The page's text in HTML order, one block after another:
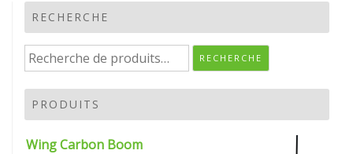
l’article
RECHERCHE
Recherche
pour :
RECHERCHE
PRODUITS
Wing Carbon Boom